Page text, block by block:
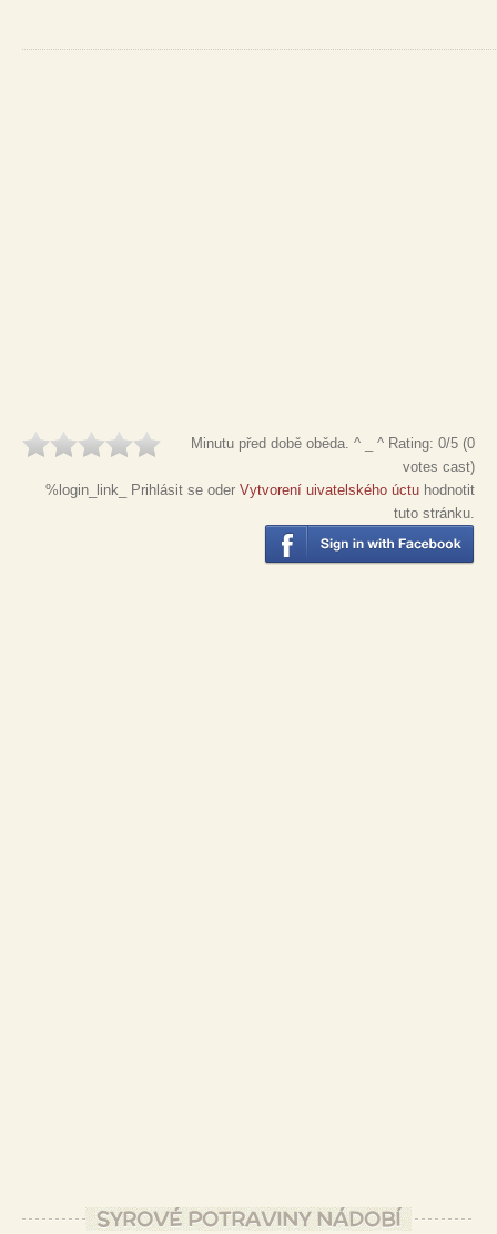
Minutu před době oběda. ^ _ ^ Rating: 0/5 (0
votes cast)
%login_link_ Prihlásit se oder Vytvorení uivatelského úctu hodnotit
tuto stránku.
SYROVÉ POTRAVINY NÁDOBÍ